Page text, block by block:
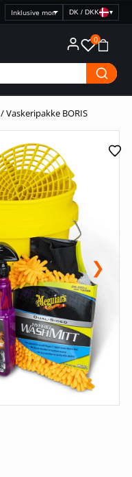
Vælg
DK / DKK ▾
0
/ Vaskeripakke BORIS
❯